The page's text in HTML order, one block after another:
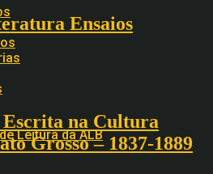
Leitura da ALB
Ensaios
na Cultura
Grosso – 1837-1889